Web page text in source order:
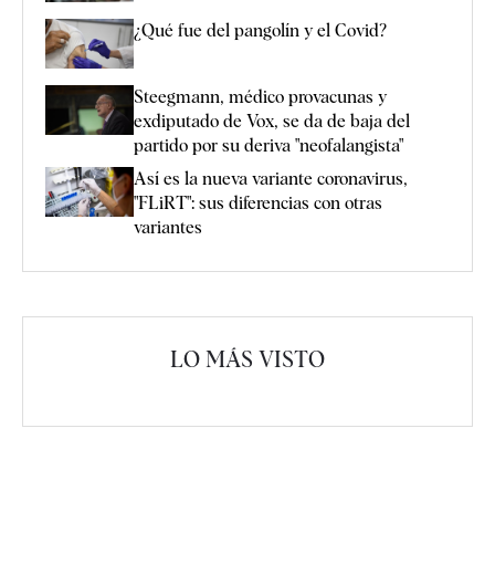
¿Qué fue del pangolín y el Covid?
Steegmann, médico provacunas y
exdiputado de Vox, se da de baja del
partido por su deriva "neofalangista"
Así es la nueva variante coronavirus,
"FLiRT": sus diferencias con otras
variantes
LO MÁS VISTO